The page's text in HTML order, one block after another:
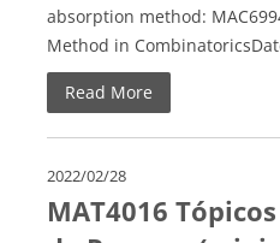
absorption method:
Method in
Read More
2022/02/28
MAT4016